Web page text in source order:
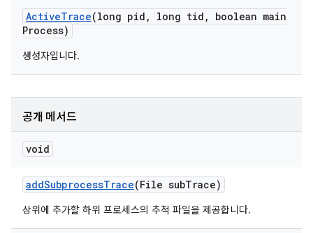
ActiveTrace(long pid , long tid ,
boolean main
Process)
생성자입니다.
공개 메서드
void
addSubprocessTrace(File subTrace)
상위에 추가할 하위 프로세스의 추적 파일을 제공합니다.